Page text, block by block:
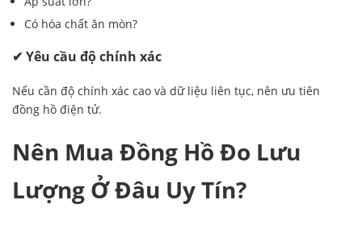
Có hóa chất ăn mòn?
✔ Yêu cầu độ chính xác
Nếu cần độ chính xác cao và dữ liệu liên tục, nên ưu tiên
đồng hồ điện tử.
Nên Mua Đồng Hồ Đo Lưu
Lượng Ở Đâu Uy Tín?